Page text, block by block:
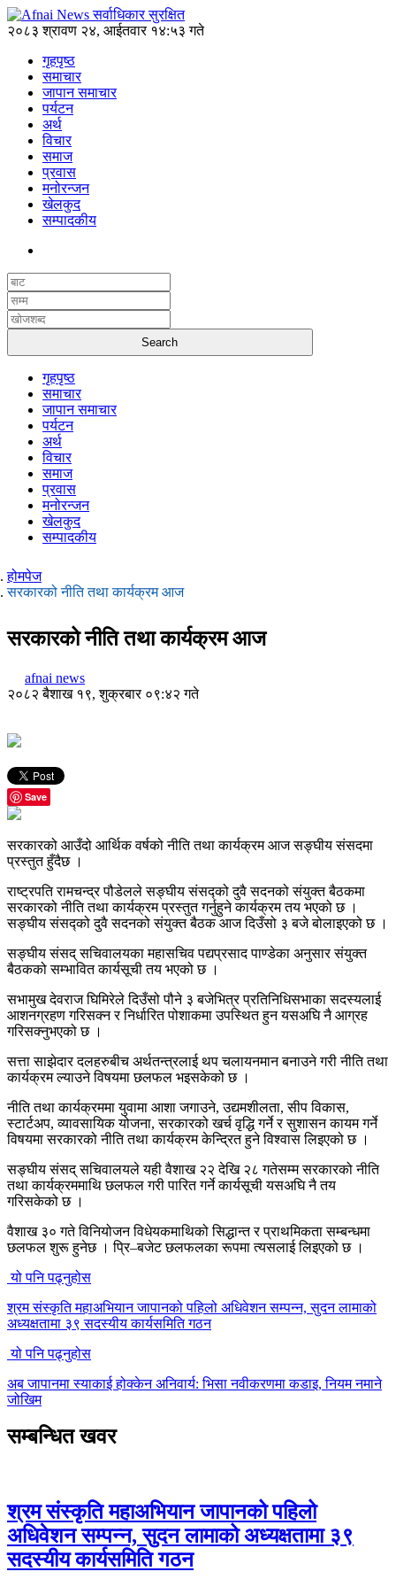
२०८३ श्रावण २४, आईतवार १४:५३ गते
गृहपृष्ठ
समाचार
जापान समाचार
पर्यटन
अर्थ
विचार
समाज
प्रवास
मनोरन्जन
खेलकुद
सम्पादकीय
गृहपृष्ठ
समाचार
जापान समाचार
पर्यटन
अर्थ
विचार
समाज
प्रवास
मनोरन्जन
खेलकुद
सम्पादकीय
होमपेज
सरकारको नीति तथा कार्यक्रम आज
सरकारको नीति तथा कार्यक्रम आज
afnai news
२०८२ बैशाख १९, शुक्रबार ०९:४२ गते
Save
सरकारको आउँदो आर्थिक वर्षको नीति तथा कार्यक्रम आज सङ्घीय संसदमा
प्रस्तुत हुँदैछ ।
राष्ट्रपति रामचन्द्र पौडेलले सङ्घीय संसद्को दुवै सदनको संयुक्त बैठकमा
सरकारको नीति तथा कार्यक्रम प्रस्तुत गर्नुहुने कार्यक्रम तय भएको छ ।
सङ्घीय संसद्को दुवै सदनको संयुक्त बैठक आज दिउँसो ३ बजे बोलाइएको छ ।
सङ्घीय संसद् सचिवालयका महासचिव पद्यप्रसाद पाण्डेका अनुसार संयुक्त
बैठकको सम्भावित कार्यसूची तय भएको छ ।
सभामुख देवराज घिमिरेले दिउँसो पौने ३ बजेभित्र प्रतिनिधिसभाका सदस्यलाई
आशनग्रहण गरिसक्न र निर्धारित पोशाकमा उपस्थित हुन यसअघि नै आग्रह
गरिसक्नुभएको छ ।
सत्ता साझेदार दलहरुबीच अर्थतन्त्रलाई थप चलायनमान बनाउने गरी नीति तथा
कार्यक्रम ल्याउने विषयमा छलफल भइसकेको छ ।
नीति तथा कार्यक्रममा युवामा आशा जगाउने, उद्यमशीलता, सीप विकास,
स्टार्टअप, व्यावसायिक योजना, सरकारको खर्च वृद्धि गर्ने र सुशासन कायम गर्ने
विषयमा सरकारको नीति तथा कार्यक्रम केन्द्रित हुने विश्वास लिइएको छ ।
सङ्घीय संसद् सचिवालयले यही वैशाख २२ देखि २८ गतेसम्म सरकारको नीति
तथा कार्यक्रममाथि छलफल गरी पारित गर्ने कार्यसूची यसअघि नै तय
गरिसकेको छ ।
वैशाख ३० गते विनियोजन विधेयकमाथिको सिद्धान्त र प्राथमिकता सम्बन्धमा
छलफल शुरू हुनेछ । प्रि–बजेट छलफलका रूपमा त्यसलाई लिइएको छ ।
यो पनि पढ्नुहोस
श्रम संस्कृति महाअभियान जापानको पहिलो अधिवेशन सम्पन्न, सुदन लामाको
अध्यक्षतामा ३९ सदस्यीय कार्यसमिति गठन
यो पनि पढ्नुहोस
अब जापानमा स्याकाई होक्केन अनिवार्य: भिसा नवीकरणमा कडाइ, नियम नमाने
जोखिम
सम्बन्धित खवर
श्रम संस्कृति महाअभियान जापानको पहिलो
अधिवेशन सम्पन्न, सुदन लामाको अध्यक्षतामा ३९
सदस्यीय कार्यसमिति गठन